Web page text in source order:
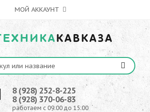
МОЙ АККАУНТ
КАВКАЗА
8 (928) 252-8-225
8 (928) 370-06-83
работаем с 09:00 до 15:00